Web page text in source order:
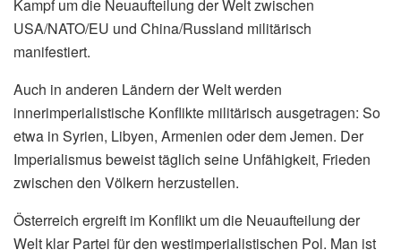
Kampf um die Neuaufteilung der Welt zwischen
USA/NATO/EU und China/Russland militärisch
manifestiert.
Auch in anderen Ländern der Welt werden
innerimperialistische Konflikte militärisch ausgetragen: So
etwa in Syrien, Libyen, Armenien oder dem Jemen. Der
Imperialismus beweist täglich seine Unfähigkeit, Frieden
zwischen den Völkern herzustellen.
Österreich ergreift im Konflikt um die Neuaufteilung der
Welt klar Partei für den westimperialistischen Pol. Man ist